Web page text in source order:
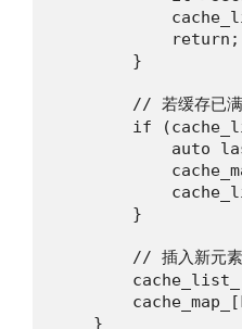
            return;
        }
// 若缓存已满
if
auto
        }
// 插入新元
    }